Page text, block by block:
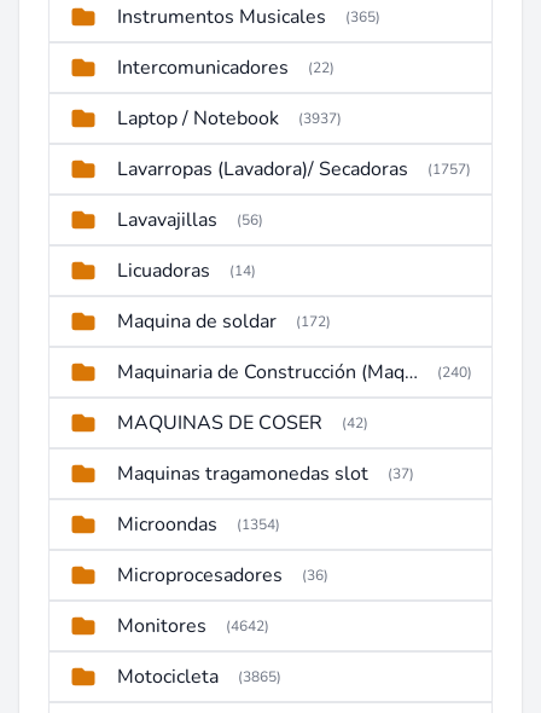
Instrumentos Musicales (365)
Intercomunicadores (22)
Laptop / Notebook (3937)
Lavarropas (Lavadora)/ Secadoras (1757)
Lavavajillas (56)
Licuadoras (14)
Maquina de soldar (172)
Maquinaria de Construcción (Maquinaria Pesada) (240)
MAQUINAS DE COSER (42)
Maquinas tragamonedas slot (37)
Microondas (1354)
Microprocesadores (36)
Monitores (4642)
Motocicleta (3865)